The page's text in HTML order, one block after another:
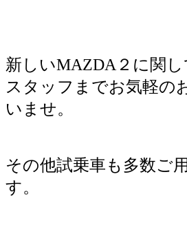
新しいMAZDA ２に関
スタッフまでお気軽の
いませ。
その他試乗車も多数ご
す。